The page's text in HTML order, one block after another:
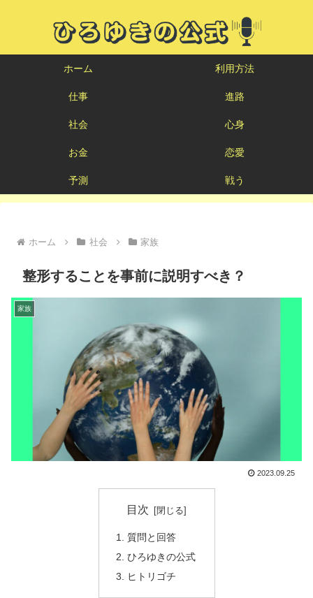
ホーム 利用方法
仕事 進路
社会 心身
お金 恋愛
予測 戦う
ホーム 社会 家族
整形することを事前に説明すべき？
家族
2023.09.25
目次
質問と回答
ひろゆきの公式
ヒトリゴチ